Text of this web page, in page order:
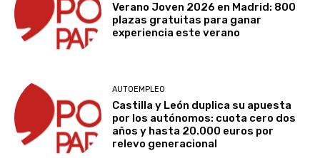
Verano Joven 2026 en Madrid: 800
plazas gratuitas para ganar
experiencia este verano
AUTOEMPLEO
Castilla y León duplica su apuesta
por los autónomos: cuota cero dos
años y hasta 20.000 euros por
relevo generacional